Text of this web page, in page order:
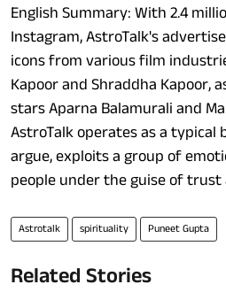
English Summary: With 2.4
Instagram, AstroTalk's
icons from various film
Kapoor and Shraddha Kapoor,
stars Aparna Balamurali and
AstroTalk operates as a typical
argue, exploits a group of
people under the guise of trust
Astrotalk spirituality Puneet Gupta
Related Stories